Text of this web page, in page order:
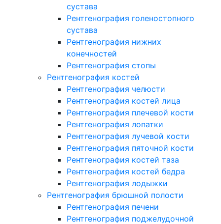
сустава
Рентгенография голеностопного
сустава
Рентгенография нижних
конечностей
Рентгенография стопы
Рентгенография костей
Рентгенография челюсти
Рентгенография костей лица
Рентгенография плечевой кости
Рентгенография лопатки
Рентгенография лучевой кости
Рентгенография пяточной кости
Рентгенография костей таза
Рентгенография костей бедра
Рентгенография лодыжки
Рентгенография брюшной полости
Рентгенография печени
Рентгенография поджелудочной